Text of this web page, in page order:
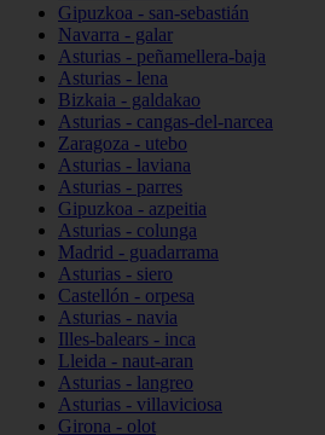
Gipuzkoa - san-sebastián
Navarra - galar
Asturias - peñamellera-baja
Asturias - lena
Bizkaia - galdakao
Asturias - cangas-del-narcea
Zaragoza - utebo
Asturias - laviana
Asturias - parres
Gipuzkoa - azpeitia
Asturias - colunga
Madrid - guadarrama
Asturias - siero
Castellón - orpesa
Asturias - navia
Illes-balears - inca
Lleida - naut-aran
Asturias - langreo
Asturias - villaviciosa
Girona - olot